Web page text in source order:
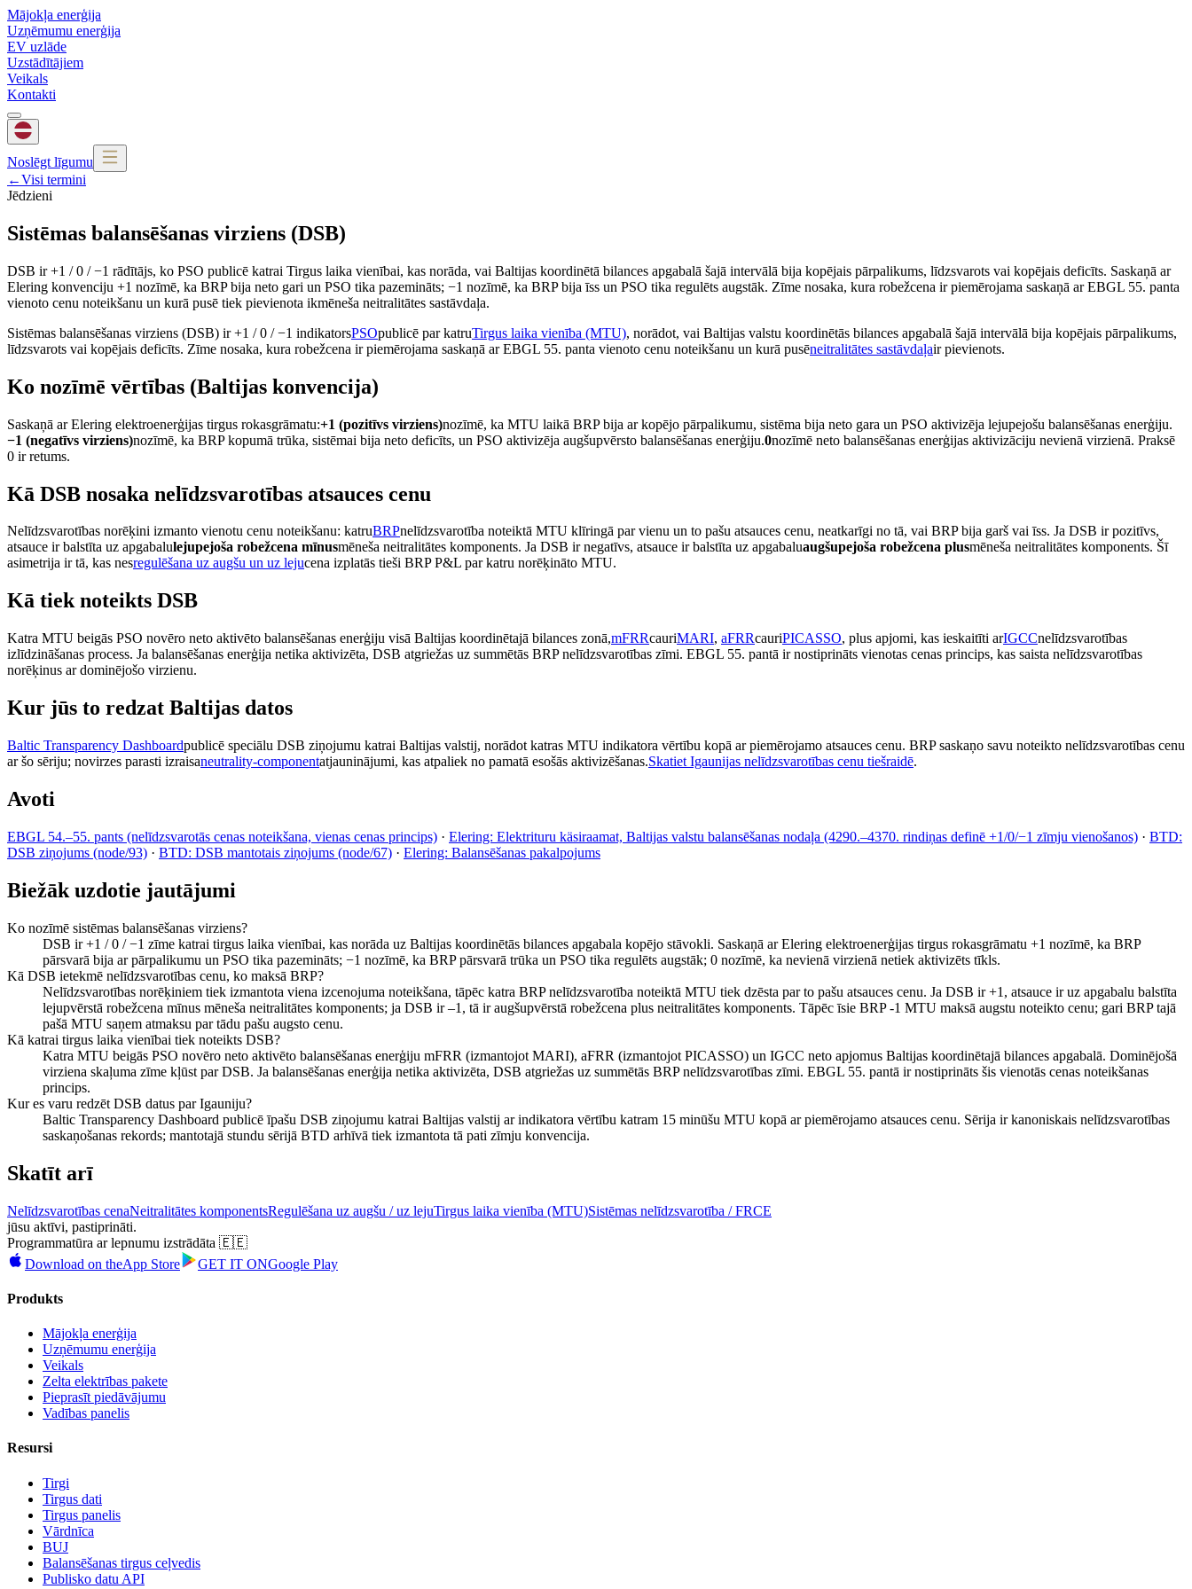
Mājokļa enerģija
Uzņēmumu enerģija
EV uzlāde
Uzstādītājiem
Veikals
Kontakti
Noslēgt līgumu
←Visi termini
Jēdzieni
Sistēmas balansēšanas virziens (DSB)
DSB ir +1 / 0 / −1 rādītājs, ko PSO publicē katrai Tirgus laika vienībai, kas norāda, vai Baltijas koordinētā bilances apgabalā šajā intervālā bija kopējais pārpalikums, līdzsvarots vai kopējais deficīts. Saskaņā ar
Elering konvenciju +1 nozīmē, ka BRP bija neto gari un PSO tika pazemināts; −1 nozīmē, ka BRP bija īss un PSO tika regulēts augstāk. Zīme nosaka, kura robežcena ir piemērojama saskaņā ar EBGL 55. panta
vienoto cenu noteikšanu un kurā pusē tiek pievienota ikmēneša neitralitātes sastāvdaļa.
Sistēmas balansēšanas virziens (DSB) ir +1 / 0 / −1 indikatorsPSOpublicē par katruTirgus laika vienība (MTU), norādot, vai Baltijas valstu koordinētās bilances apgabalā šajā intervālā bija kopējais pārpalikums,
līdzsvarots vai kopējais deficīts. Zīme nosaka, kura robežcena ir piemērojama saskaņā ar EBGL 55. panta vienoto cenu noteikšanu un kurā pusēneitralitātes sastāvdaļair pievienots.
Ko nozīmē vērtības (Baltijas konvencija)
Saskaņā ar Elering elektroenerģijas tirgus rokasgrāmatu:+1 (pozitīvs virziens)nozīmē, ka MTU laikā BRP bija ar kopējo pārpalikumu, sistēma bija neto gara un PSO aktivizēja lejupejošu balansēšanas enerģiju.
−1 (negatīvs virziens)nozīmē, ka BRP kopumā trūka, sistēmai bija neto deficīts, un PSO aktivizēja augšupvērsto balansēšanas enerģiju.0nozīmē neto balansēšanas enerģijas aktivizāciju nevienā virzienā. Praksē
0 ir retums.
Kā DSB nosaka nelīdzsvarotības atsauces cenu
Nelīdzsvarotības norēķini izmanto vienotu cenu noteikšanu: katruBRPnelīdzsvarotība noteiktā MTU klīringā par vienu un to pašu atsauces cenu, neatkarīgi no tā, vai BRP bija garš vai īss. Ja DSB ir pozitīvs,
atsauce ir balstīta uz apgabalulejupejoša robežcena mīnusmēneša neitralitātes komponents. Ja DSB ir negatīvs, atsauce ir balstīta uz apgabaluaugšupejoša robežcena plusmēneša neitralitātes komponents. Šī
asimetrija ir tā, kas nesregulēšana uz augšu un uz lejucena izplatās tieši BRP P&L par katru norēķināto MTU.
Kā tiek noteikts DSB
Katra MTU beigās PSO novēro neto aktivēto balansēšanas enerģiju visā Baltijas koordinētajā bilances zonā,mFRRcauriMARI, aFRRcauriPICASSO, plus apjomi, kas ieskaitīti arIGCCnelīdzsvarotības
izlīdzināšanas process. Ja balansēšanas enerģija netika aktivizēta, DSB atgriežas uz summētās BRP nelīdzsvarotības zīmi. EBGL 55. pantā ir nostiprināts vienotas cenas princips, kas saista nelīdzsvarotības
norēķinus ar dominējošo virzienu.
Kur jūs to redzat Baltijas datos
Baltic Transparency Dashboardpublicē speciālu DSB ziņojumu katrai Baltijas valstij, norādot katras MTU indikatora vērtību kopā ar piemērojamo atsauces cenu. BRP saskaņo savu noteikto nelīdzsvarotības cenu
ar šo sēriju; novirzes parasti izraisaneutrality-componentatjauninājumi, kas atpaliek no pamatā esošās aktivizēšanas.Skatiet Igaunijas nelīdzsvarotības cenu tiešraidē.
Avoti
EBGL 54.–55. pants (nelīdzsvarotās cenas noteikšana, vienas cenas princips) · Elering: Elektrituru käsiraamat, Baltijas valstu balansēšanas nodaļa (4290.–4370. rindiņas definē +1/0/−1 zīmju vienošanos) · BTD:
DSB ziņojums (node/93) · BTD: DSB mantotais ziņojums (node/67) · Elering: Balansēšanas pakalpojums
Biežāk uzdotie jautājumi
Ko nozīmē sistēmas balansēšanas virziens?
DSB ir +1 / 0 / −1 zīme katrai tirgus laika vienībai, kas norāda uz Baltijas koordinētās bilances apgabala kopējo stāvokli. Saskaņā ar Elering elektroenerģijas tirgus rokasgrāmatu +1 nozīmē, ka BRP
pārsvarā bija ar pārpalikumu un PSO tika pazemināts; −1 nozīmē, ka BRP pārsvarā trūka un PSO tika regulēts augstāk; 0 nozīmē, ka nevienā virzienā netiek aktivizēts tīkls.
Kā DSB ietekmē nelīdzsvarotības cenu, ko maksā BRP?
Nelīdzsvarotības norēķiniem tiek izmantota viena izcenojuma noteikšana, tāpēc katra BRP nelīdzsvarotība noteiktā MTU tiek dzēsta par to pašu atsauces cenu. Ja DSB ir +1, atsauce ir uz apgabalu balstīta
lejupvērstā robežcena mīnus mēneša neitralitātes komponents; ja DSB ir –1, tā ir augšupvērstā robežcena plus neitralitātes komponents. Tāpēc īsie BRP -1 MTU maksā augstu noteikto cenu; gari BRP tajā
pašā MTU saņem atmaksu par tādu pašu augsto cenu.
Kā katrai tirgus laika vienībai tiek noteikts DSB?
Katra MTU beigās PSO novēro neto aktivēto balansēšanas enerģiju mFRR (izmantojot MARI), aFRR (izmantojot PICASSO) un IGCC neto apjomus Baltijas koordinētajā bilances apgabalā. Dominējošā
virziena skaļuma zīme kļūst par DSB. Ja balansēšanas enerģija netika aktivizēta, DSB atgriežas uz summētās BRP nelīdzsvarotības zīmi. EBGL 55. pantā ir nostiprināts šis vienotās cenas noteikšanas
princips.
Kur es varu redzēt DSB datus par Igauniju?
Baltic Transparency Dashboard publicē īpašu DSB ziņojumu katrai Baltijas valstij ar indikatora vērtību katram 15 minūšu MTU kopā ar piemērojamo atsauces cenu. Sērija ir kanoniskais nelīdzsvarotības
saskaņošanas rekords; mantotajā stundu sērijā BTD arhīvā tiek izmantota tā pati zīmju konvencija.
Skatīt arī
Nelīdzsvarotības cenaNeitralitātes komponentsRegulēšana uz augšu / uz lejuTirgus laika vienība (MTU)Sistēmas nelīdzsvarotība / FRCE
jūsu aktīvi, pastiprināti.
Programmatūra ar lepnumu izstrādāta 🇪🇪
Download on theApp Store GET IT ONGoogle Play
Produkts
Mājokļa enerģija
Uzņēmumu enerģija
Veikals
Zelta elektrības pakete
Pieprasīt piedāvājumu
Vadības panelis
Resursi
Tirgi
Tirgus dati
Tirgus panelis
Vārdnīca
BUJ
Balansēšanas tirgus ceļvedis
Publisko datu API